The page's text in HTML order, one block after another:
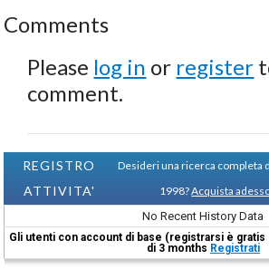
Comments
Please log in or register
comment.
REGISTRO
ATTIVITA'
Desideri una ricerca completa
1998?Acquista
No Recent History Data
Gli utenti con account di base (registrarsi è
di 3 months Registrati